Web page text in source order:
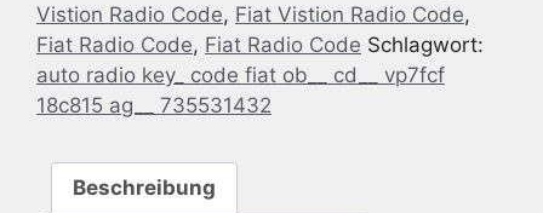
OB
CD
VP7FCF-
18C815-
735531432
Vistion Radio Code, Fiat Vistion Radio Code,
Fiat Radio Code, Fiat Radio Code Schlagwort:
auto radio key_ code fiat ob__ cd__ vp7fcf
18c815 ag__ 735531432
Beschreibung